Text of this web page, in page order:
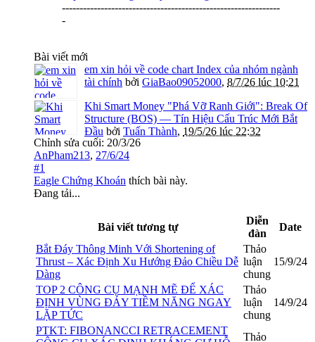
--------------------------------------------------------------
-
Bài viết mới
em xin hỏi về code chart Index của nhóm ngành
tài chính bởi GiaBao09052000, 8/7/26 lúc 10:21
Khi Smart Money "Phá Vỡ Ranh Giới": Break Of
Structure (BOS) — Tín Hiệu Cấu Trúc Mới Bắt
Đầu bởi Tuấn Thành, 19/5/26 lúc 22:32
Chỉnh sửa cuối: 20/3/26
AnPham213, 27/6/24
#1
Eagle Chứng Khoán thích bài này.
Đang tải...
Bài viết tương tự
Diễn
đàn
Date
Bắt Đáy Thông Minh Với Shortening of
Thrust – Xác Định Xu Hướng Đảo Chiều Dễ
Dàng
Thảo
luận
chung
15/9/24
TOP 2 CÔNG CỤ MẠNH MẼ ĐỂ XÁC
ĐỊNH VÙNG ĐÁY TIỀM NĂNG NGAY
LẶP TỨC
Thảo
luận
chung
14/9/24
PTKT: FIBONANCCI RETRACEMENT
Thảo